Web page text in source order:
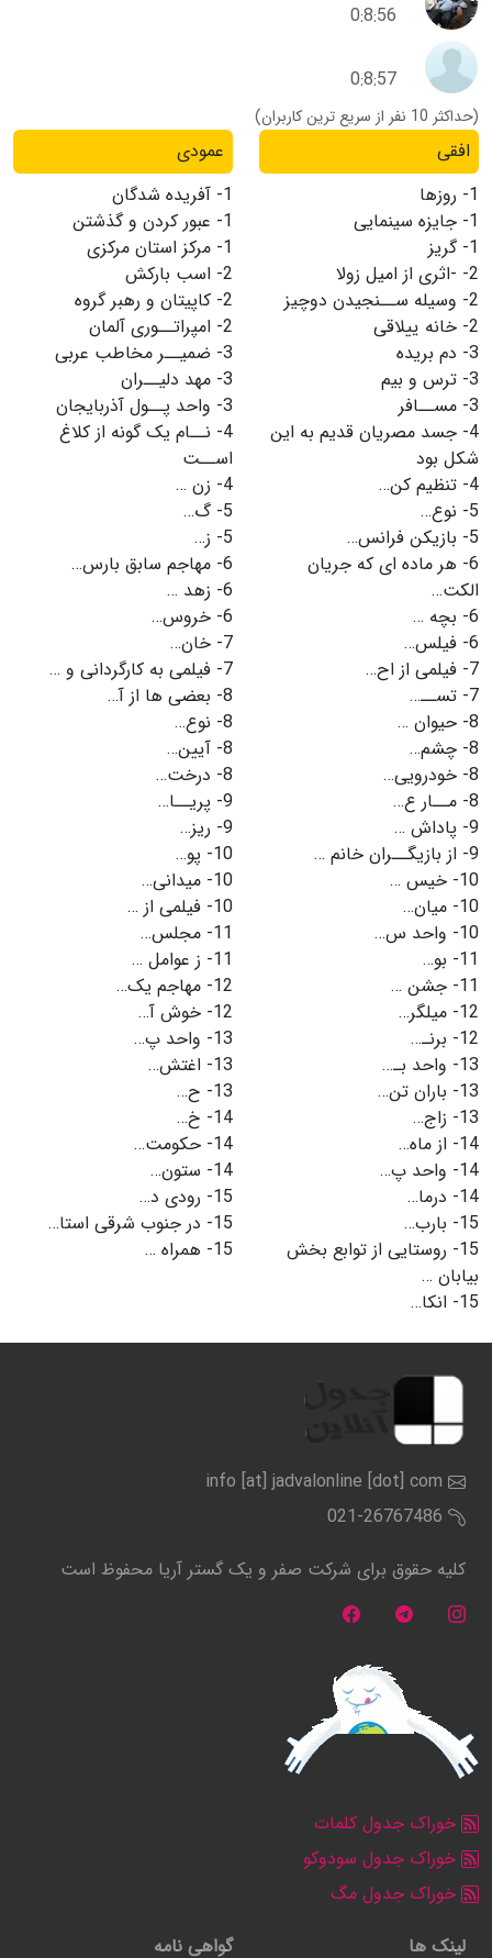
0:8:56
0:8:57
(حداکثر 10 نفر از سریع ترین کاربران)
افقی
1- روزها
1- جایزه سینمایی
1- گریز
2- -اثری از امیل زولا
2- وسیله ســنجیدن دوچیز
2- خانه ییلاقی
3- دم بریده
3- ترس و بیم
3- مســافر
4- جسد مصریان قدیم به این
شکل بود
4- تنظیم كن…
5- نوع…
5- بازیكن فرانس…
6- هر ماده ای كه جریان
الكت…
6- بچه …
6- فیلس…
7- فیلمی از اح…
7- تســ…
8- حیوان …
8- چشم…
8- خودرویی…
8- مــار ع…
9- پاداش …
9- از بازیگــران خانم …
10- خیس …
10- میان…
10- واحد س…
11- بو…
11- جشن …
12- میلگر…
12- برنـ…
13- واحد بـ…
13- باران تن…
13- زاج…
14- از ماه…
14- واحد پ…
14- درما…
15- بارب…
15- روستایی از توابع بخش
بیابان …
15- انكا…
عمودی
1- آفریده شدگان
1- عبور كردن و گذشتن
1- مركز استان مركزی
2- اسب باركش
2- كاپیتان و رهبر گروه
2- امپراتــوری آلمان
3- ضمیــر مخاطب عربی
3- مهد دلیــران
3- واحد پــول آذربایجان
4- نــام یک گونه از کلاغ
اســت
4- زن …
5- گ…
5- ز…
6- مهاجم سابق بارس…
6- زهد …
6- خروس…
7- خان…
7- فیلمی به کارگردانی و …
8- بعضی ها از آ…
8- نوع…
8- آیین…
8- درخت…
9- پریــا…
9- ریز…
10- پو…
10- میدانی…
10- فیلمی از …
11- مجلس…
11- ز عوامل …
12- مهاجم یک…
12- خوش آ…
13- واحد پ…
13- اغتش…
13- ح…
14- خ…
14- حكومت…
14- ستون…
15- رودی د…
15- در جنوب شرقی استا…
15- همراه …
info [at] jadvalonline [dot] com
021-26767486
کلیه حقوق برای شرکت صفر و یک گستر آریا محفوظ است
خوراک جدول کلمات
خوراک جدول سودوکو
خوراک جدول مگ
لینک ها
گواهی نامه